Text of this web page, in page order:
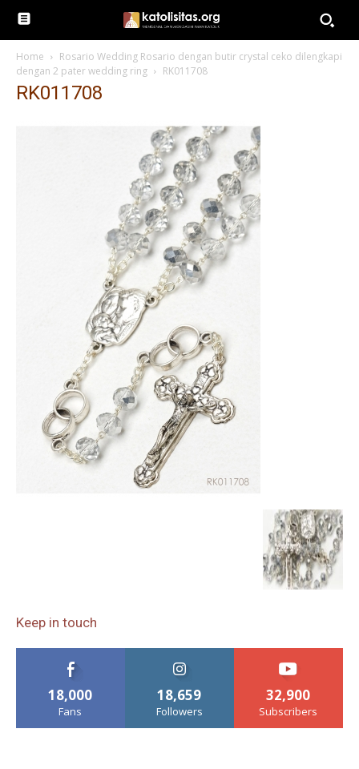
Home
Rosario Wedding Rosario dengan butir crystal ceko dilengkapi
dengan 2 pater wedding ring
RK011708
RK011708
Keep in touch
18,000
Fans
18,659
Followers
32,900
Subscribers